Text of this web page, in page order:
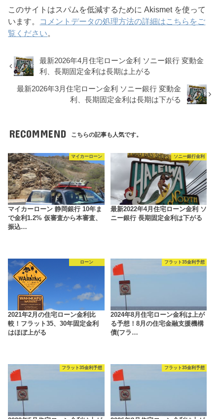
このサイトはスパムを低減するために Akismet を使って
います。 コメントデータの処理方法の詳細はこちらをご
覧ください。
最新2026年4月住宅ローン金利 ソニー銀行 変動金
利、長期固定金利は長期は上がる
最新2026年3月住宅ローン金利 ソニー銀行 変動金
利、長期固定金利は長期は下がる
RECOMMEND こちらの記事も人気です。
マイカーローン
マイカーローン 静岡銀行 10年ま
で金利1.2% 仮審査から本審査、
振込…
ソニー銀行金利
最新2022年4月住宅ローン金利 ソ
ニー銀行 長期固定金利は下がる
ローン
2021年2月の住宅ローン金利比
較！フラット35、30年固定金利
はほぼ上がる
フラット35金利予想
2024年8月住宅ローン金利は上が
る予想！8月の住宅金融支援機構
債(フラ…
フラット35金利予想 フラット35金利予想